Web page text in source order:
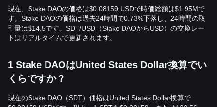
現在、Stake DAOの価格は$0.08159 USDで時価総額は$1.95Mで
す。Stake DAOの価格は過去24時間で0.73%下落し、24時間の取
引量は$14.5です。SDT/USD（Stake DAOからUSD）の交換レー
トはリアルタイムで更新されます。
1 Stake DAOはUnited States Dollar換算でい
くらですか？
現在のStake DAO（SDT）価格はUnited States Dollar換算で